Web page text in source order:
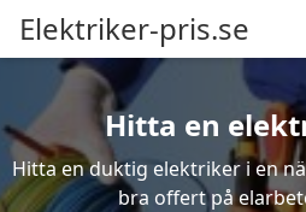
Elektriker-pris.se
Hitta en
Hitta en duktig elektriker i en
bra offert på